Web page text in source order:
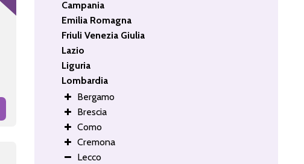
Campania
Emilia Romagna
Friuli Venezia Giulia
Lazio
Liguria
Lombardia
Bergamo
Brescia
Como
Cremona
Lecco